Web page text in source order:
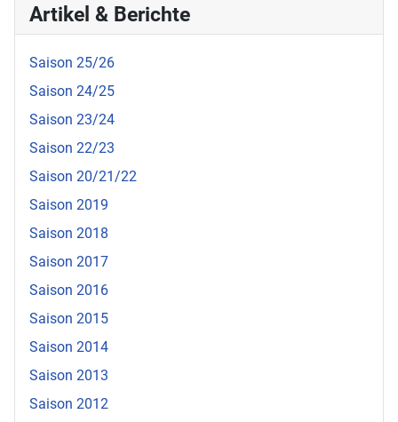
Artikel & Berichte
Saison 25/26
Saison 24/25
Saison 23/24
Saison 22/23
Saison 20/21/22
Saison 2019
Saison 2018
Saison 2017
Saison 2016
Saison 2015
Saison 2014
Saison 2013
Saison 2012